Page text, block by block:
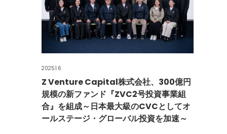
2025.1.6
Z Venture Capital株式会社、300億円
規模の新ファンド『ZVC2号投資事業組
合』を組成～日本最大級のCVCとしてオ
ールステージ・グローバル投資を加速～